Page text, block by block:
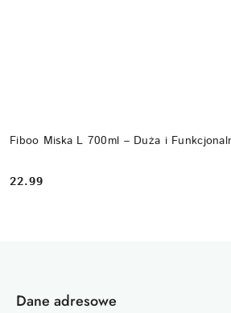
Fiboo Miska L 700ml – Duża i
Cena:
22.99
Dane adresowe